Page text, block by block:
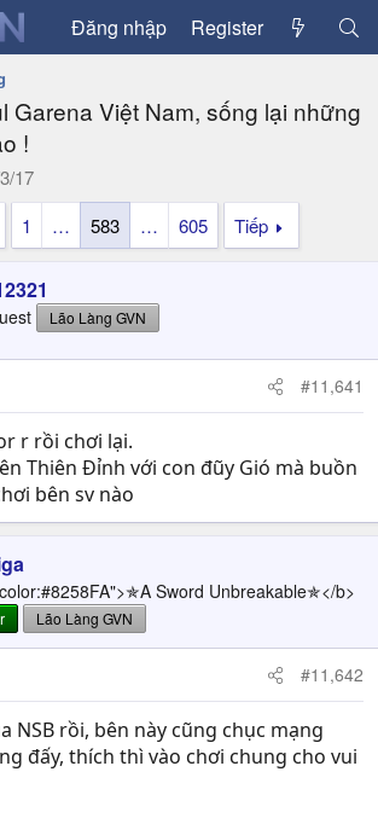
Đăng nhập Register
Garena Việt Nam, sống lại những
!
17
1 … 583 … 605 Tiếp
Lão Làng GVN
#11,641
r rồi chơi lại.
Thiên Đỉnh với con đũy Gió mà buồn
bên sv nào
Sword Unbreakable✯</b>
Lão Làng GVN
#11,642
NSB rồi, bên này cũng chục mạng
đấy, thích thì vào chơi chung cho vui